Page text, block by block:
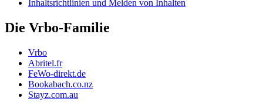
Inhaltsrichtlinien und Melden von Inhalten
Die Vrbo-Familie
Vrbo
Abritel.fr
FeWo-direkt.de
Bookabach.co.nz
Stayz.com.au